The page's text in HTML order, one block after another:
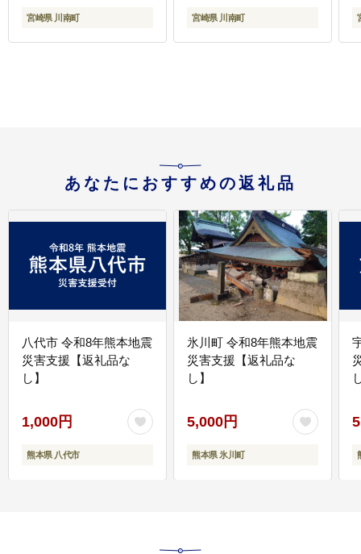
宮崎県 川南町 宮崎県 川南町
あなたにおすすめの返礼品
八代市 令和8年熊本地震
災害支援【返礼品な
し】
1,000円
熊本県 八代市
氷川町 令和8年熊本地震
災害支援【返礼品な
し】
5,000円
熊本県 氷川町